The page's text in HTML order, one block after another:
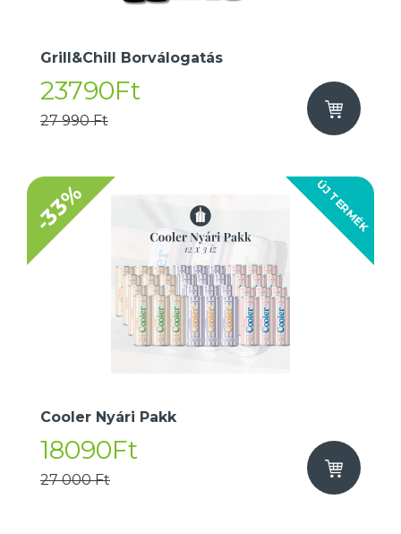
Grill&Chill Borválogatás
23790Ft
27 990 Ft
ÚJ TERMÉK
-33%
Cooler Nyári Pakk
18090Ft
27 000 Ft